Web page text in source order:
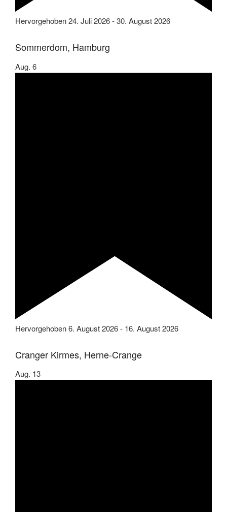
Hervorgehoben24. Juli 2026-30. August 2026
Sommerdom, Hamburg
Aug. 6
Hervorgehoben6. August 2026- 16. August 2026
Cranger Kirmes, Herne-Crange
Aug. 13